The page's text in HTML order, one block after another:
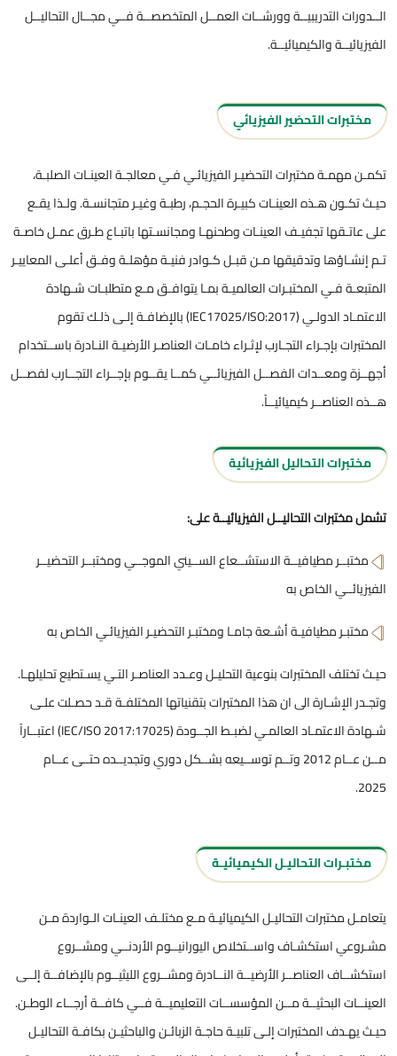
الــدورات التدريبيــة وورشــات العمــل المتخصصــة فــي مجــال التحاليــل
الفيزيائيــة والكيميائيــة.
مختبرات التحضير الفيزيائي
تكمـن مهمـة مختبرات التحضيـر الفيزيائـي فـي معالجـة العينـات الصلبـة،
حيـث تكـون هـذه العينـات كبيـرة الحجـم، رطبـة وغيـر متجانسـة. ولـذا يقـع
على عاتـقها تجفيـف العينـات وطحنهـا ومجانسـتها باتبـاع طـرق عمـل خاصـة
تـم إنشـاؤها وتدقيقها مـن قبـل كـوادر فنيـة مؤهلـة وفـق أعلـى المعاييـر
المتبعـة فـي المختبـرات العالميـة بمـا يتوافـق مـع متطلبـات شـهادة
الاعتمـاد الدولـي (2017:IEC17025/ISO) بالإضافـة إلـى ذلـك تقوم
المختبرات بإجـراء التجـارب لإثـراء خامـات العناصـر الأرضيـة النـادرة باســتخدام
أجهــزة ومعــدات الفصــل الفيزيائــي كمــا يقــوم بإجــراء التجــارب لفصــل
هــذه العناصــر كيميائيــاً.
مختبرات التحاليل الفيزيائية
تشمل مختبرات التحاليــل الفيزيائيــة على:
مختبــر مطيافيــة الاستشــعاع الســيني الموجــي ومختبــر التحضيــر
الفيزيائــي الخاص به
مختبـر مطيافيـة أشـعة جامـا ومختبـر التحضيـر الفيزيائـي الخاص به
حيـث تختلف المختبرات بنوعية التحليـل وعـدد العناصـر التـي يسـتطيع تحليلهـا.
وتجـدر الإشـارة الى ان هذا المختبرات بتقنياتها المختلفـة قـد حصـلت علـى
شـهادة الاعتمـاد العالمـي لضبـط الجــودة (2017:17025 IEC/ISO) اعتبــاراً
مــن عــام 2012 وتــم توســيعه بشــكل دوري وتجديــده حتــى عــام
2025.
مختبـرات التحاليـل الكيميائيـة
يتعامـل مختبرات التحاليـل الكيميائيـة مـع مختلـف العينـات الـواردة مـن
مشـروعي استكشـاف واســتخلاص اليورانيــوم الأردنــي ومشــروع
استكشــاف العناصــر الأرضيــة النــادرة ومشــروع الليثيــوم بالإضافــة إلــى
العينــات البحثيــة مــن المؤسســات التعليميــة فــي كافــة أرجــاء الوطـن.
حيـث يهـدف المختبرات إلـى تلبيـة حاجـة الزبائـن والباحثيـن بكافـة التحاليـل